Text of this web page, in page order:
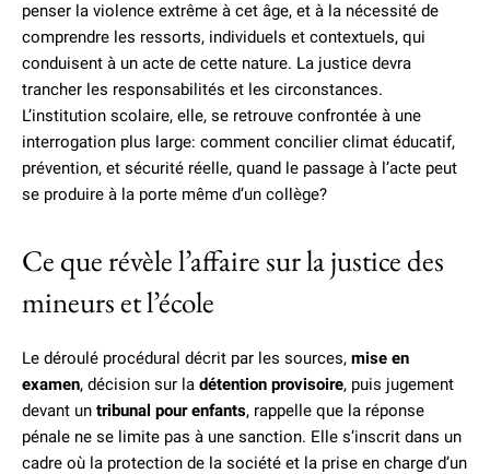
penser la violence extrême à cet âge, et à la nécessité de
comprendre les ressorts, individuels et contextuels, qui
conduisent à un acte de cette nature. La justice devra
trancher les responsabilités et les circonstances.
L’institution scolaire, elle, se retrouve confrontée à une
interrogation plus large: comment concilier climat éducatif,
prévention, et sécurité réelle, quand le passage à l’acte peut
se produire à la porte même d’un collège?
Ce que révèle l’affaire sur la justice des
mineurs et l’école
Le déroulé procédural décrit par les sources, mise en
examen, décision sur la détention provisoire, puis jugement
devant un tribunal pour enfants, rappelle que la réponse
pénale ne se limite pas à une sanction. Elle s’inscrit dans un
cadre où la protection de la société et la prise en charge d’un